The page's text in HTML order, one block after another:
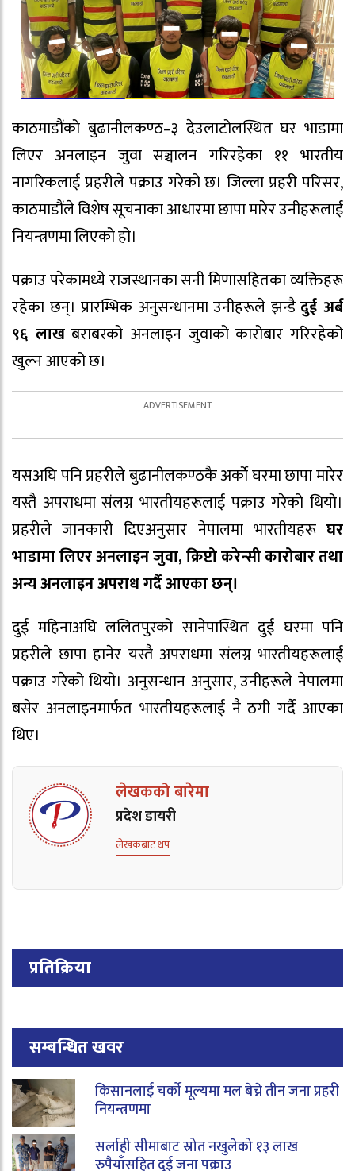
काठमाडौंको बुढानीलकण्ठ–३ देउलाटोलस्थित घर भाडामा
लिएर अनलाइन जुवा सञ्चालन गरिरहेका ११ भारतीय
नागरिकलाई प्रहरीले पक्राउ गरेको छ। जिल्ला प्रहरी परिसर,
काठमाडौंले विशेष सूचनाका आधारमा छापा मारेर उनीहरूलाई
नियन्त्रणमा लिएको हो।
पक्राउ परेकामध्ये राजस्थानका सनी मिणासहितका व्यक्तिहरू
रहेका छन्। प्रारम्भिक अनुसन्धानमा उनीहरूले झन्डैदुई अर्ब
९६ लाखबराबरको अनलाइन जुवाको कारोबार गरिरहेको
खुल्न आएको छ।
यसअघि पनि प्रहरीले बुढानीलकण्ठकै अर्काे घरमा छापा मारेर
यस्तै अपराधमा संलग्न भारतीयहरूलाई पक्राउ गरेको थियो।
प्रहरीले जानकारी दिएअनुसार नेपालमा भारतीयहरू घर
भाडामा लिएर अनलाइन जुवा, क्रिप्टो करेन्सी कारोबार तथा
अन्य अनलाइन अपराध गर्दै आएका छन्।
दुई महिनाअघि ललितपुरको सानेपास्थित दुई घरमा पनि
प्रहरीले छापा हानेर यस्तै अपराधमा संलग्न भारतीयहरूलाई
पक्राउ गरेको थियो। अनुसन्धान अनुसार, उनीहरूले नेपालमा
बसेर अनलाइनमार्फत भारतीयहरूलाई नै ठगी गर्दै आएका
थिए।
लेखकको बारेमा
प्रदेश डायरी
लेखकबाट थप
प्रतिक्रिया
सम्बन्धित खवर
किसानलाई चर्को मूल्यमा मल बेच्ने तीन जना प्रहरी
नियन्त्रणमा
सर्लाही सीमाबाट स्रोत नखुलेको १३ लाख
रुपैयाँसहित दुई जना पक्राउ